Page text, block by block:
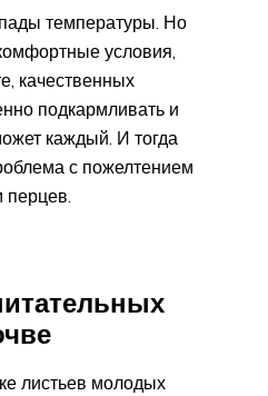
температуры. Но
условия,
качественных
подкармливать и
каждый. И тогда
с пожелтением
листьев молодых